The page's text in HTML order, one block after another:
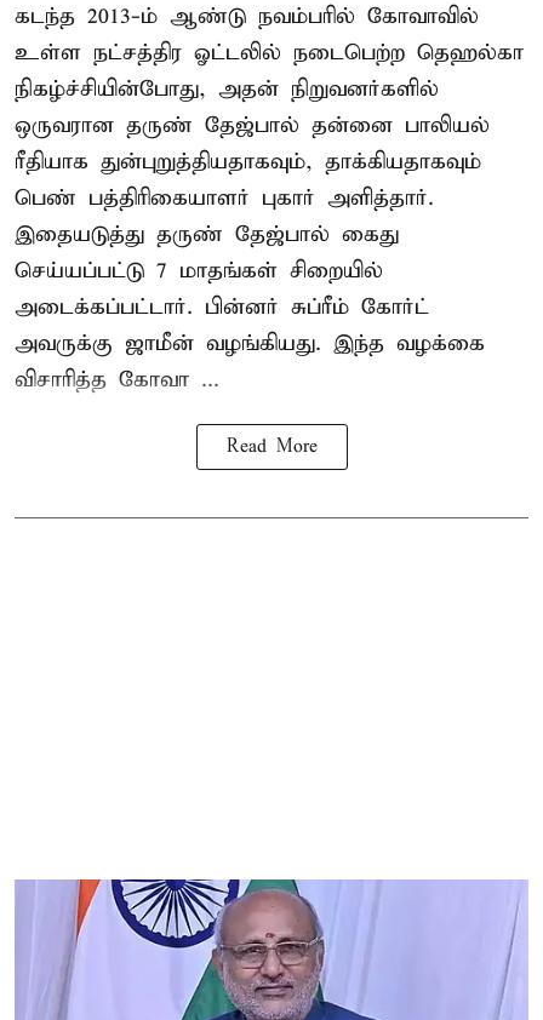
கடந்த 2013-ம் ஆண்டு நவம்பரில் கோவாவில்
உள்ள நட்சத்திர ஓட்டலில் நடைபெற்ற தெஹல்கா
நிகழ்ச்சியின்போது, அதன் நிறுவனர்களில்
ஒருவரான தருண் தேஜ்பால் தன்னை பாலியல்
ரீதியாக துன்புறுத்தியதாகவும், தாக்கியதாகவும்
பெண் பத்திரிகையாளர் புகார் அளித்தார்.
இதையடுத்து தருண் தேஜ்பால் கைது
செய்யப்பட்டு 7 மாதங்கள் சிறையில்
அடைக்கப்பட்டார். பின்னர் சுப்ரீம் கோர்ட்
அவருக்கு ஜாமீன் வழங்கியது. இந்த வழக்கை
விசாரித்த கோவா ...
Read More